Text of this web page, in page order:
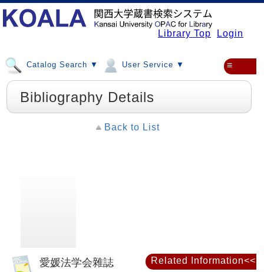
Library Top Login
Catalog Search ▼ User Service ▼ ≡
Bibliography Details
Back to List
愛媛法学会雜誌 Related Information<<